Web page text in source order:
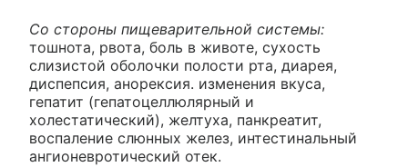
Со стороны пищеварительной системы:
тошнота, рвота, боль в животе, сухость
слизистой оболочки полости рта, диарея,
диспепсия, анорексия. изменения вкуса,
гепатит (гепатоцеллюлярный и
холестатический), желтуха, панкреатит,
воспаление слюнных желез, интестинальный
ангионевротический отек.